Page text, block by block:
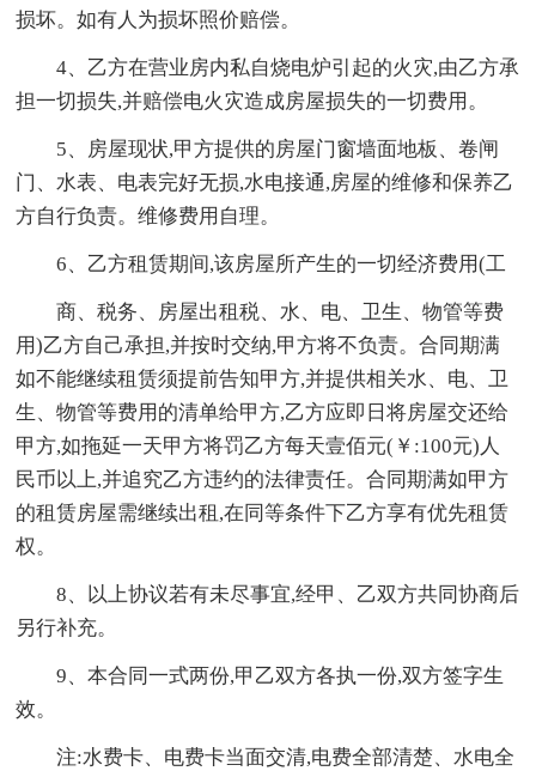
损坏。如有人为损坏照价赔偿。
4、乙方在营业房内私自烧电炉引起的火灾,由乙方承
担一切损失,并赔偿电火灾造成房屋损失的一切费用。
5、房屋现状,甲方提供的房屋门窗墙面地板、卷闸
门、水表、电表完好无损,水电接通,房屋的维修和保养乙
方自行负责。维修费用自理。
6、乙方租赁期间,该房屋所产生的一切经济费用(工
商、税务、房屋出租税、水、电、卫生、物管等费
用)乙方自己承担,并按时交纳,甲方将不负责。合同期满
如不能继续租赁须提前告知甲方,并提供相关水、电、卫
生、物管等费用的清单给甲方,乙方应即日将房屋交还给
甲方,如拖延一天甲方将罚乙方每天壹佰元(￥:100元)人
民币以上,并追究乙方违约的法律责任。合同期满如甲方
的租赁房屋需继续出租,在同等条件下乙方享有优先租赁
权。
8、以上协议若有未尽事宜,经甲、乙双方共同协商后
另行补充。
9、本合同一式两份,甲乙双方各执一份,双方签字生
效。
注:水费卡、电费卡当面交清,电费全部清楚、水电全